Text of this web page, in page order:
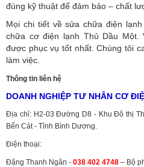
đúng kỹ thuật để đảm bảo – chất
Mọi chi tiết về sửa chữa điện
chữa cơ điện lạnh Thủ Dầu Một.
được phục vụ tốt nhất. Chúng tôi
làm việc.
Thông tin liên hệ
DOANH NGHIỆP TƯ NHÂN CƠ
Địa chỉ: H2-03 Đường D8 - Khu Đô thị
Bến Cát - Tỉnh Bình Dương.
Điện thoại:
Đặng Thanh Ngân - 038 402 4748 – Bộ